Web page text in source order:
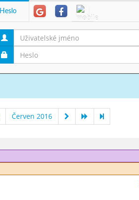
Heslo
Červen 2016